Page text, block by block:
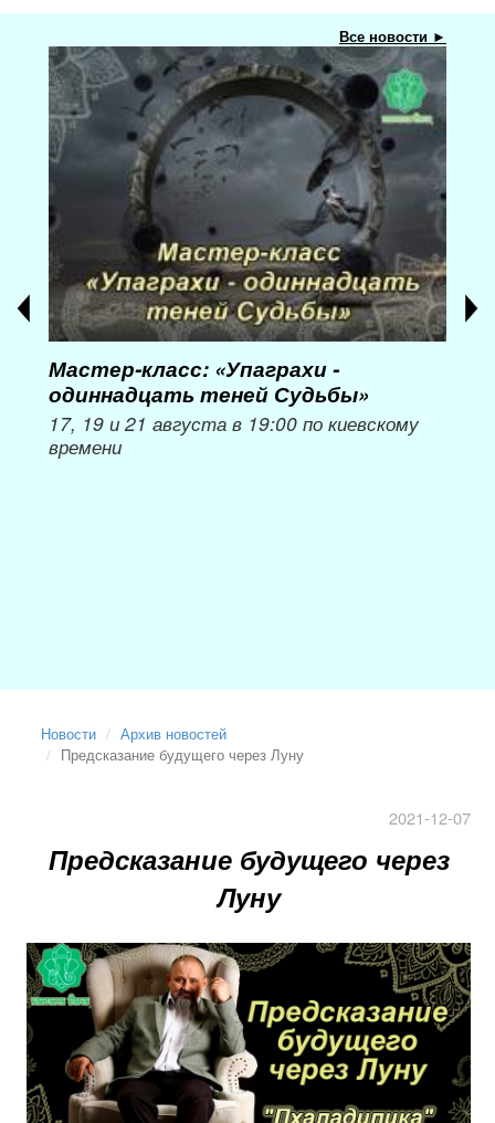
Все новости ►
Мастер-класс: «Упаграхи -
одиннадцать теней Судьбы»
17, 19 и 21 августа в 19:00 по киевскому
времени
Новости
Архив новостей
Предсказание будущего через Луну
2021-12-07
Предсказание будущего через
Луну